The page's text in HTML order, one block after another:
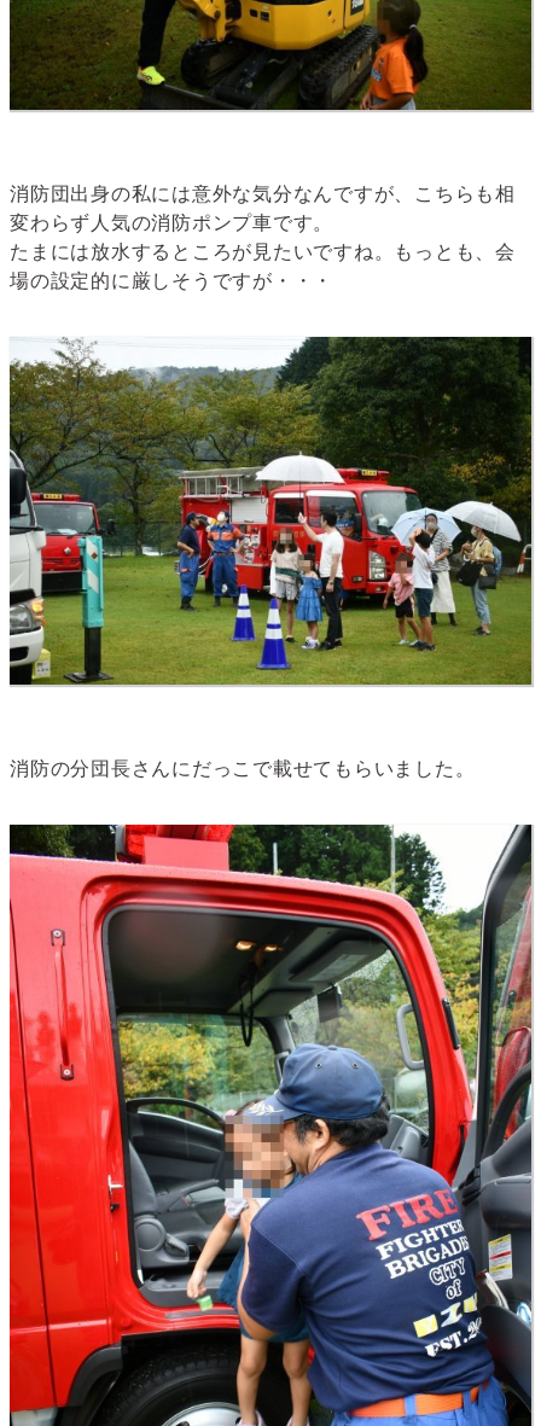
消防団出身の私には意外な気分なんですが、こちらも相
変わらず人気の消防ポンプ車です。
たまには放水するところが見たいですね。もっとも、会
場の設定的に厳しそうですが・・・
消防の分団長さんにだっこで載せてもらいました。